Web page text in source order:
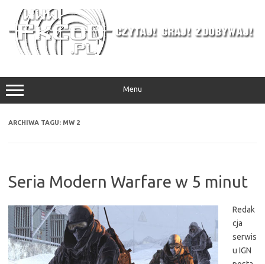
treści
Menu
ARCHIWA TAGU: MW 2
Seria Modern Warfare w 5 minut
Redak
cja
serwis
u IGN